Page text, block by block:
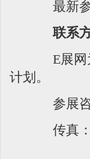
最新参
联系
E展网为
计划。
参展咨
传真：